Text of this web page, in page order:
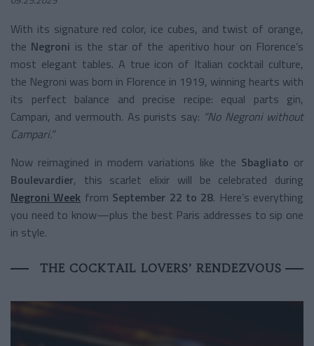
With its signature red color, ice cubes, and twist of orange,
the Negroni is the star of the aperitivo hour on Florence’s
most elegant tables. A true icon of Italian cocktail culture,
the Negroni was born in Florence in 1919, winning hearts with
its perfect balance and precise recipe: equal parts gin,
Campari, and vermouth. As purists say: “No Negroni without
Campari.”
Now reimagined in modern variations like the Sbagliato or
Boulevardier, this scarlet elixir will be celebrated during
Negroni Week from September 22 to 28. Here’s everything
you need to know—plus the best Paris addresses to sip one
in style.
THE COCKTAIL LOVERS’ RENDEZVOUS